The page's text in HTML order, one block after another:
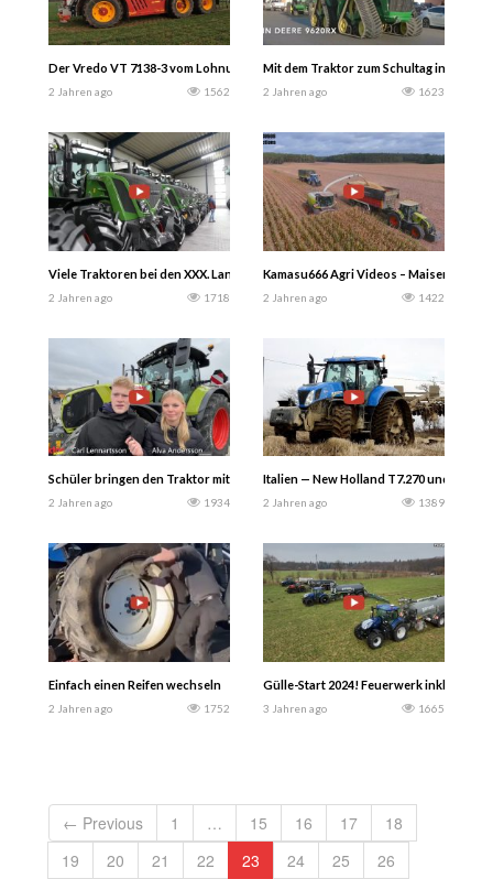
Der Vredo VT 7138-3 vom Lohnunternehmen Harries und vom
2 Jahren ago 1562
Mit dem Traktor zum Schultag in den
2 Jahren ago 1623
Viele Traktoren bei den XXX. Landtechniktagen Agravis Technik Meppen 2024
2 Jahren ago 1718
Kamasu666 Agri Videos – Maisernte
2 Jahren ago 1422
Schüler bringen den Traktor mit zur Schule in Schweden … Super Lufthupen-
2 Jahren ago 1934
Italien — New Holland T7.270 und
2 Jahren ago 1389
Einfach einen Reifen wechseln
2 Jahren ago 1752
Gülle-Start 2024! Feuerwerk inklusive!
3 Jahren ago 1665
← Previous 1 … 15 16 17
18
19
20 21 22 23 24 25
26